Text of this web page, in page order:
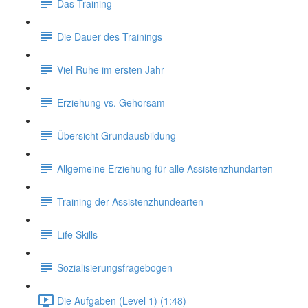
Das Training
Die Dauer des Trainings
Viel Ruhe im ersten Jahr
Erziehung vs. Gehorsam
Übersicht Grundausbildung
Allgemeine Erziehung für alle Assistenzhundarten
Training der Assistenzhundearten
Life Skills
Sozialisierungsfragebogen
Die Aufgaben (Level 1) (1:48)